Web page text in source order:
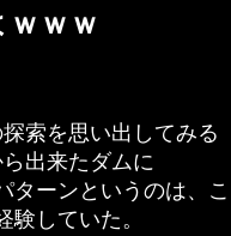
ｗｗ
索を思い出してみる
出来たダムに
ターンというのは、こ
験していた。